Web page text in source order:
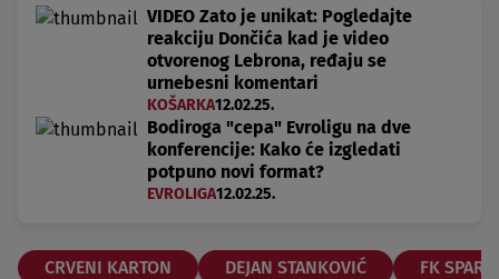
VIDEO Zato je unikat: Pogledajte
reakciju Dončića kad je video
otvorenog Lebrona, ređaju se
urnebesni komentari
KOŠARKA12.02.25.
Bodiroga "cepa" Evroligu na dve
konferencije: Kako će izgledati
potpuno novi format?
EVROLIGA12.02.25.
CRVENI KARTON DEJAN STANKOVIĆ FK